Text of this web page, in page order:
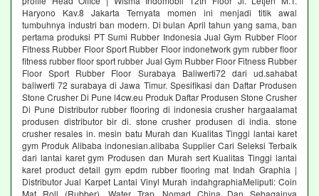
Haryono Kav.8 Jakarta Ternyata momen ini menjadi titik awal
tumbuhnya industri ban modern. Di bulan April tahun yang sama, ban
pertama produksi PT Sumi Rubber Indonesia Jual Gym Rubber Floor
Fitness Rubber Floor Sport Rubber Floor indonetwork gym rubber floor
fitness rubber floor sport rubber Jual Gym Rubber Floor Fitness Rubber
Floor Sport Rubber Floor Surabaya Baliwerti72 dari ud.sahabat
baliwerti 72 surabaya di Jawa Timur. Spesifikasi dan Daftar Produsen
Stone Crusher Di Pune l4cw.eu Produk Daftar Produsen Stone Crusher
Di Pune Distributor rubber flooring di indonesia crusher hargaalamat
produsen distributor bir di. stone crusher produsen di india. stone
crusher resales in. mesin batu Murah dan Kualitas Tinggi lantai karet
gym Produk Alibaba indonesian.alibaba Supplier Cari Seleksi Terbaik
dari lantai karet gym Produsen dan Murah sert Kualitas Tinggi lantai
karet product detail gym epdm rubber flooring mat Indah Graphia |
Distributor Jual Karpet Lantai Vinyl Murah indahgraphiaMeliputi: Coin